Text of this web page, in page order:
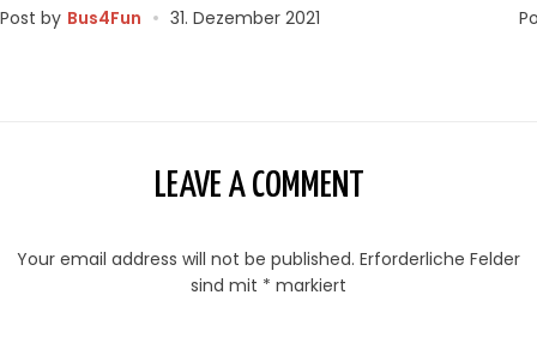
Post by Bus4Fun 31. Dezember 2021
LEAVE A COMMENT
Your email address will not be published. Erforderliche Felder
sind mit * markiert